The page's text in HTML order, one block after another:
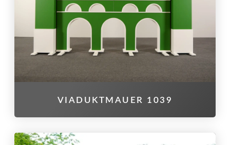
VIADUKTMAUER 1039